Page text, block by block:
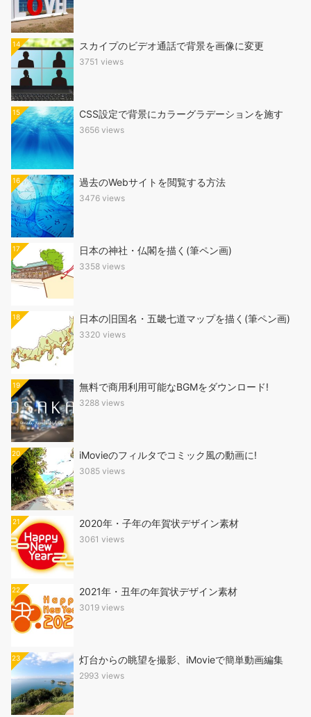
14 スカイプのビデオ通話で背景を画像に変更
3751 views
15 CSS設定で背景にカラーグラデーションを施す
3656 views
16 過去のWebサイトを閲覧する方法
3476 views
17 日本の神社・仏閣を描く(筆ペン画)
3358 views
18 日本の旧国名・五畿七道マップを描く(筆ペン画)
3320 views
19 無料で商用利用可能なBGMをダウンロード!
3288 views
20 iMovieのフィルタでコミック風の動画に!
3085 views
21 2020年・子年の年賀状デザイン素材
3061 views
22 2021年・丑年の年賀状デザイン素材
3019 views
23 灯台からの眺望を撮影、iMovieで簡単動画編集
2993 views